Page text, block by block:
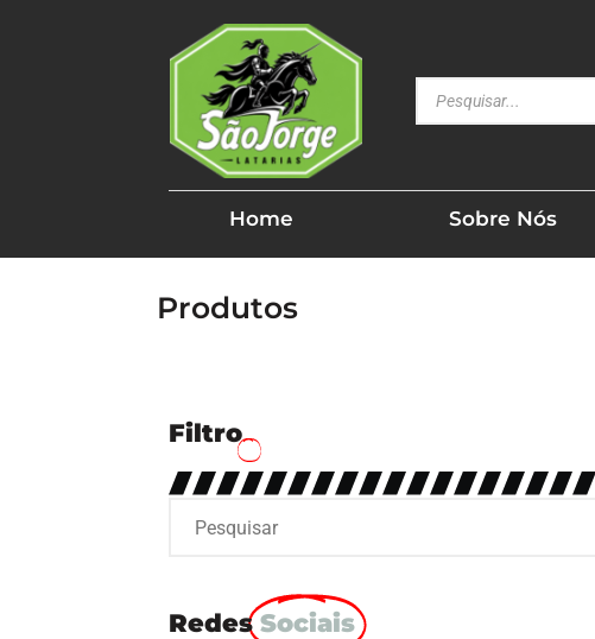
Home Sobre Nós
Produtos
Filtro
Redes Sociais